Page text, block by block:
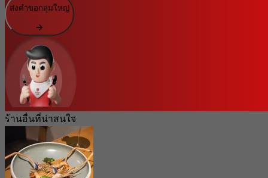
ส่งคำขอกลุ่มใหญ่
ร้านอื่นที่น่าสนใจ